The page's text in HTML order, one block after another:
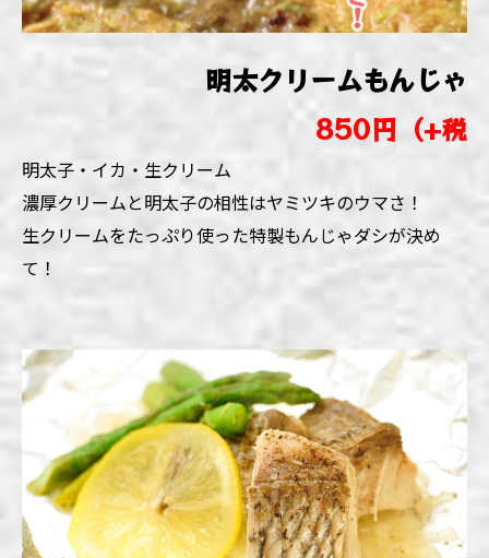
明太クリームもんじゃ
850円（+税
明太子・イカ・生クリーム
濃厚クリームと明太子の相性はヤミツキのウマさ！
生クリームをたっぷり使った特製もんじゃダシが決め
て！